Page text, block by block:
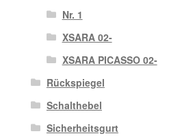
Nr. 1
XSARA 02-
XSARA PICASSO 02-
Rückspiegel
Schalthebel
Sicherheitsgurt